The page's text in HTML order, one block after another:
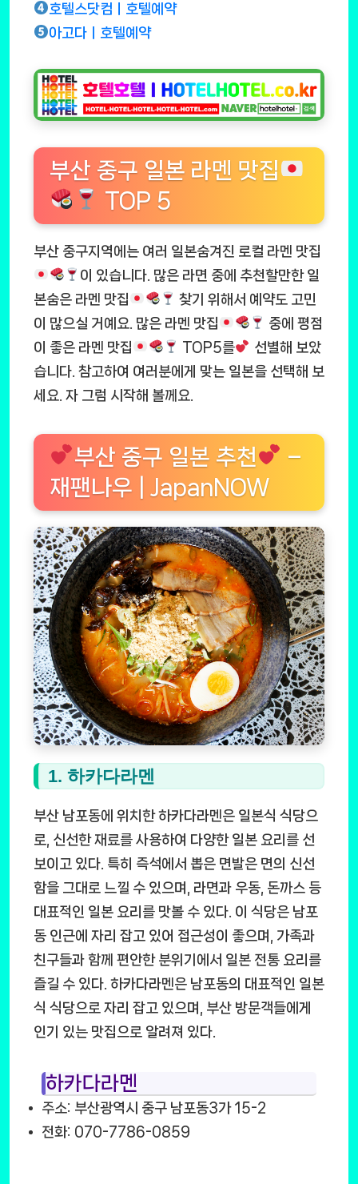
호텔스닷컴ㅣ호텔예약
아고다ㅣ호텔예약
부산 중구 일본 라멘 맛집
TOP 5
부산 중구지역에는 여러 일본숨겨진 로컬 라멘 맛집
이 있습니다. 많은 라면 중에 추천할만한 일
본숨은 라멘 맛집
찾기 위해서 예약도 고민
이 많으실 거예요. 많은 라멘 맛집
중에 평점
이 좋은 라멘 맛집
TOP5를
선별해 보았
습니다. 참고하여 여러분에게 맞는 일본을 선택해 보
세요. 자 그럼 시작해 볼께요.
부산 중구 일본 추천
–
재팬나우 | JapanNOW
1. 하카다라멘
부산 남포동에 위치한 하카다라멘은 일본식 식당으
로, 신선한 재료를 사용하여 다양한 일본 요리를 선
보이고 있다. 특히 즉석에서 뽑은 면발은 면의 신선
함을 그대로 느낄 수 있으며, 라면과 우동, 돈까스 등
대표적인 일본 요리를 맛볼 수 있다. 이 식당은 남포
동 인근에 자리 잡고 있어 접근성이 좋으며, 가족과
친구들과 함께 편안한 분위기에서 일본 전통 요리를
즐길 수 있다. 하카다라멘은 남포동의 대표적인 일본
식 식당으로 자리 잡고 있으며, 부산 방문객들에게
인기 있는 맛집으로 알려져 있다.
하카다라멘
주소: 부산광역시 중구 남포동3가 15-2
전화: 070-7786-0859